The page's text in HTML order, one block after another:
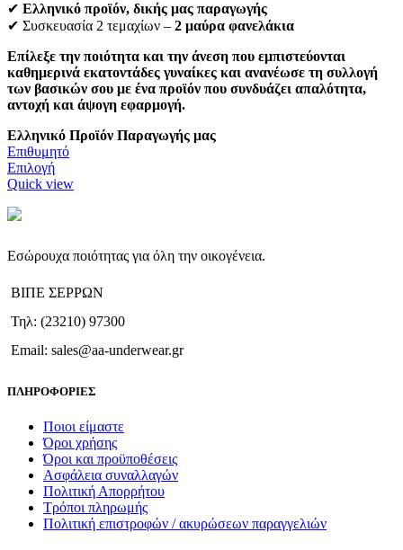
✔ Ελληνικό προϊόν, δικής μας παραγωγής
✔ Συσκευασία 2 τεμαχίων – 2 μαύρα φανελάκια
Επίλεξε την ποιότητα και την άνεση που εμπιστεύονται
καθημερινά εκατοντάδες γυναίκες και ανανέωσε τη συλλογή
των βασικών σου με ένα προϊόν που συνδυάζει απαλότητα,
αντοχή και άψογη εφαρμογή.
Ελληνικό Προϊόν Παραγωγής μας
Επιθυμητό
ΕπιλογήΑυτό
το
παραλλαγές.
Οι
μπορούν
επιλεγούν
στη
σελίδα
προϊόντος
Quick view
Εσώρουχα ποιότητας για όλη την οικογένεια.
ΒΙΠΕ ΣΕΡΡΩΝ
Τηλ: (23210) 97300
Email: sales@aa-underwear.gr
ΠΛΗΡΟΦΟΡΙΕΣ
Ποιοι είμαστε
Όροι χρήσης
Όροι και προϋποθέσεις
Ασφάλεια συναλλαγών
Πολιτική Απορρήτου
Τρόποι πληρωμής
Πολιτική επιστροφών / ακυρώσεων παραγγελιών